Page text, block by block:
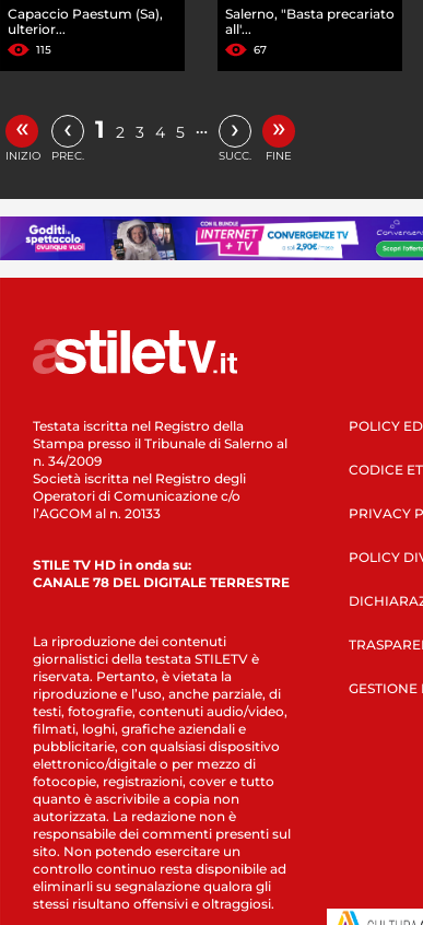
Capaccio Paestum (Sa),
ulterior...
115
Salerno, "Basta precariato
all'...
67
«
INIZIO
‹
PREC.
1 2 3 4 5 … ›
SUCC.
»
FINE
Testata iscritta nel Registro della
Stampa presso il Tribunale di Salerno al
n. 34/2009
Società iscritta nel Registro degli
Operatori di Comunicazione c/o
l’AGCOM al n. 20133
STILE TV HD in onda su:
CANALE 78 DEL DIGITALE TERRESTRE
La riproduzione dei contenuti
giornalistici della testata STILETV è
riservata. Pertanto, è vietata la
riproduzione e l’uso, anche parziale, di
testi, fotografie, contenuti audio/video,
filmati, loghi, grafiche aziendali e
pubblicitarie, con qualsiasi dispositivo
elettronico/digitale o per mezzo di
fotocopie, registrazioni, cover e tutto
quanto è ascrivibile a copia non
autorizzata. La redazione non è
responsabile dei commenti presenti sul
sito. Non potendo esercitare un
controllo continuo resta disponibile ad
eliminarli su segnalazione qualora gli
stessi risultano offensivi e oltraggiosi.
POLICY
CODICE
PRIVACY
POLICY
GESTIONE